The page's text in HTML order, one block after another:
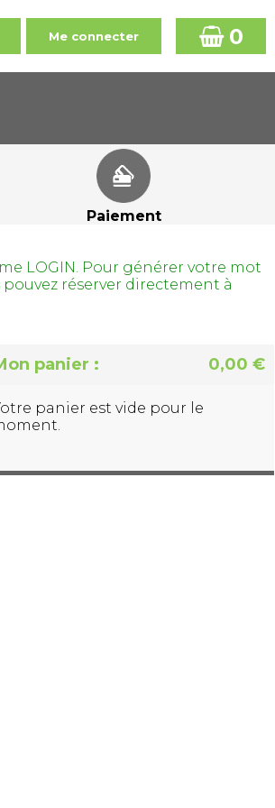
0
Paiement
LOGIN. Pour générer votre mot
réserver directement à
panier : 0,00 €
panier est vide pour le